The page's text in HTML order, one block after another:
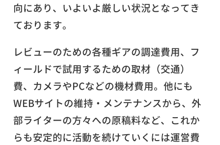
向にあり、いよいよ厳しい状況となってき
ております。
レビューのための各種ギアの調達費用、フ
ィールドで試用するための取材（交通）
費、カメラやPCなどの機材費用。他にも
WEBサイトの維持・メンテナンスから、外
部ライターの方々への原稿料など、これか
らも安定的に活動を続けていくには運営費